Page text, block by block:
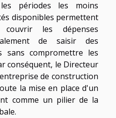
périodes les moins
disponibles permettent
les dépenses
de saisir des
sans compromettre les
conséquent, le Directeur
de construction
la mise en place d'un
comme un pilier de la